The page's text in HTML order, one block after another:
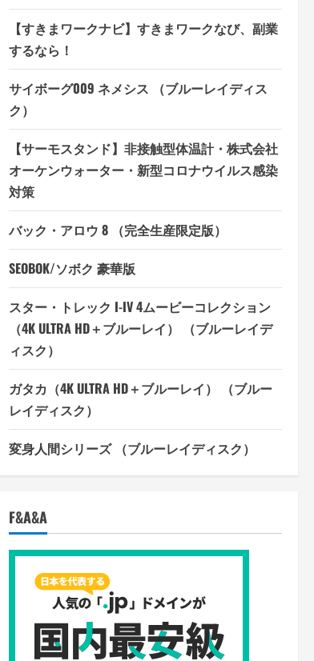
【すきまワークナビ】すきまワークなび、副業
するなら！
サイボーグ009 ネメシス （ブルーレイディス
ク）
【サーモスタンド】非接触型体温計・株式会社
オーケンウォーター・新型コロナウイルス感染
対策
バック・アロウ 8 （完全生産限定版）
SEOBOK/ソボク 豪華版
スター・トレック I-IV 4ムービーコレクション
（4K ULTRA HD＋ブルーレイ） （ブルーレイデ
ィスク）
ガタカ（4K ULTRA HD＋ブルーレイ） （ブルー
レイディスク）
変身人間シリーズ （ブルーレイディスク）
F&A&A